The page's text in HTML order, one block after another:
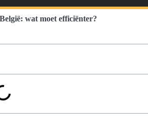
wat moet efficiënter?